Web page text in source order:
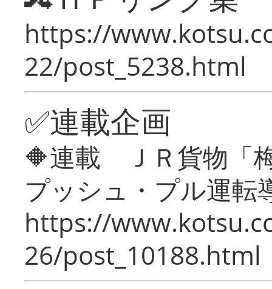
https://
22/post_5238.html
✅連載企画
🔶連載 ＪＲ貨物「
プッシュ・プル運転
https://
26/post_10188.html